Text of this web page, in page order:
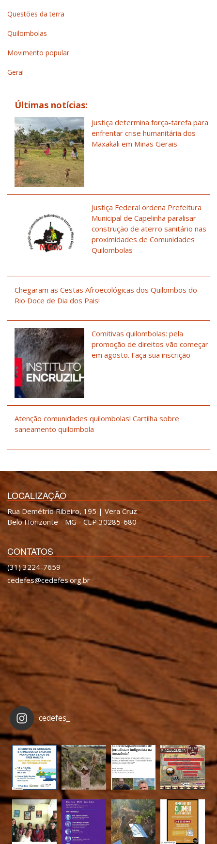
Questões da terra
Quilombolas
Movimento popular
Geral
Últimas notícias:
Justiça determina força-tarefa para
enfrentar crise humanitária dos
Maxakali em Minas Gerais
Justiça Federal ordena Prefeitura
Municipal de Capelinha paralisar
construção de aterro sanitário nas
proximidades de Comunidades
Quilombolas
Chegaram as Cestas Afroecológicas dos Quilombos do
Rio Doce de Dia dos Pais!
Comitivas quilombolas: pela
promoção de direitos vão começar
em agosto. Faça sua inscrição
Atenção comunidades quilombolas! Cartilha sobre
saneamento quilombola
LOCALIZAÇÃO
Rua Demétrio Ribeiro, 195 | Vera Cruz
Belo Horizonte - MG - CEP 30285-680
CONTATOS
(31) 3224-7659
cedefes@cedefes.org.br
cedefes_